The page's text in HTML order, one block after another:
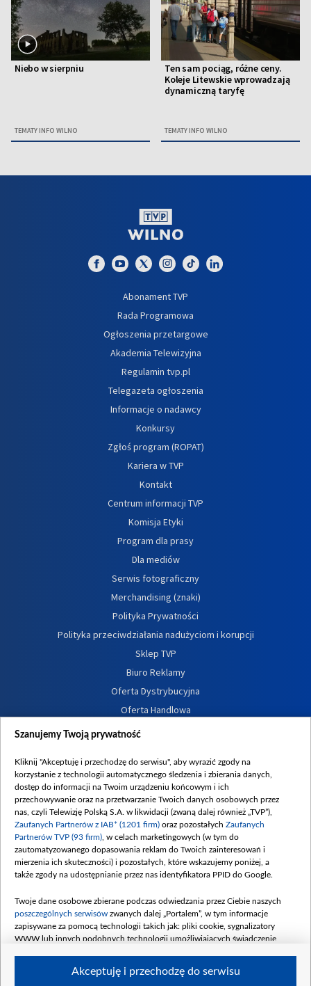
Niebo w sierpniu
TEMATY INFO WILNO
Ten sam pociąg, różne ceny.
Koleje Litewskie wprowadzają
dynamiczną taryfę
TEMATY INFO WILNO
Abonament TVP
Rada Programowa
Ogłoszenia przetargowe
Akademia Telewizyjna
Regulamin tvp.pl
Telegazeta ogłoszenia
Informacje o nadawcy
Konkursy
Zgłoś program (ROPAT)
Kariera w TVP
Kontakt
Centrum informacji TVP
Komisja Etyki
Program dla prasy
Dla mediów
Serwis fotograficzny
Merchandising (znaki)
Polityka Prywatności
Polityka przeciwdziałania nadużyciom i korupcji
Sklep TVP
Biuro Reklamy
Oferta Dystrybucyjna
Oferta Handlowa
Dostępność
Procedura zgłoszeń wewnętrznych
Szanujemy Twoją prywatność
Kliknij "Akceptuję i przechodzę do serwisu", aby wyrazić zgody na
korzystanie z technologii automatycznego śledzenia i zbierania danych,
dostęp do informacji na Twoim urządzeniu końcowym i ich
przechowywanie oraz na przetwarzanie Twoich danych osobowych przez
nas, czyli Telewizję Polską S.A. w likwidacji (zwaną dalej również „TVP”),
Zaufanych Partnerów z IAB* (1201 firm) oraz pozostałych Zaufanych
Partnerów TVP (93 firm) , w celach marketingowych (w tym do
zautomatyzowanego dopasowania reklam do Twoich zainteresowań i
mierzenia ich skuteczności) i pozostałych, które wskazujemy poniżej, a
także zgody na udostępnianie przez nas identyfikatora PPID do Google.
Twoje dane osobowe zbierane podczas odwiedzania przez Ciebie naszych
poszczególnych serwisów zwanych dalej „Portalem”, w tym informacje
zapisywane za pomocą technologii takich jak: pliki cookie, sygnalizatory
WWW lub innych podobnych technologii umożliwiających świadczenie
Akceptuję i przechodzę do serwisu